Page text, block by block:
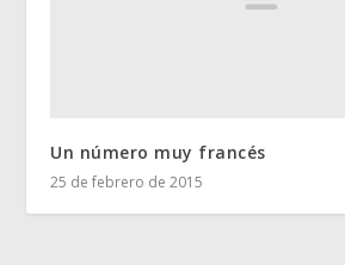
Un número muy francés
25 de febrero de 2015